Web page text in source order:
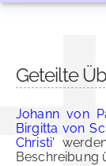
Geteilte
Johann von
Birgitta von
Christi'
Beschreibung